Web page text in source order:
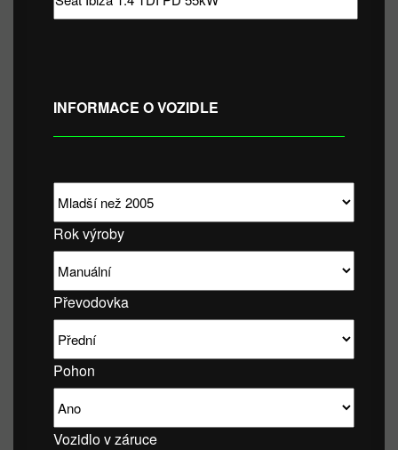
INFORMACE O VOZIDLE
Rok výroby
Převodovka
Pohon
Vozidlo v záruce